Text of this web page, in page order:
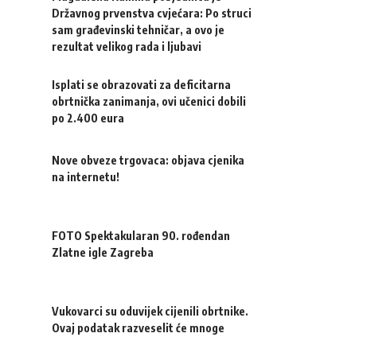
Državnog prvenstva cvjećara: Po struci
sam građevinski tehničar, a ovo je
rezultat velikog rada i ljubavi
Isplati se obrazovati za deficitarna
obrtnička zanimanja, ovi učenici dobili
po 2.400 eura
Nove obveze trgovaca: objava cjenika
na internetu!
FOTO Spektakularan 90. rođendan
Zlatne igle Zagreba
Vukovarci su oduvijek cijenili obrtnike.
Ovaj podatak razveselit će mnoge